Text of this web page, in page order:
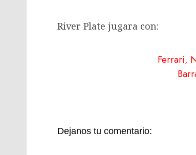
River Plate jugara con:
Ferrari,
Dejanos tu comentario: